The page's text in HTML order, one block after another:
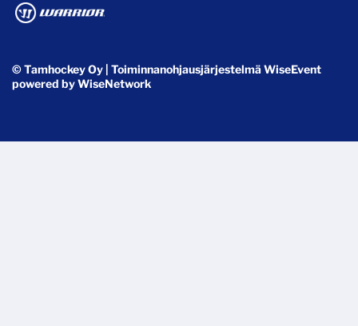
© Tamhockey Oy | ToiminnanohjausjärjestelmäWiseEvent
powered byWiseNetwork